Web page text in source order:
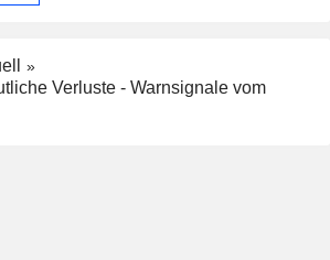
Verluste - Warnsignale vom